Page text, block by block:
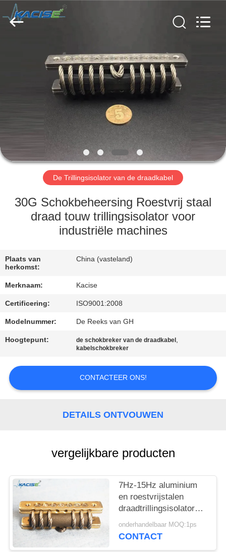
PRODUCTEN
VIDEOS
ONGEVEER
ONS
FABRIEKSREIS
KWALITEITSCONTROLE
CONTACTEER
NIEUWS
GEVALLEN
VERZOEK
OM EEN
Kacise
Optronics
Co.,Ltd..
De Trillingsisolator van de draadkabel
30G Schokbeheersing Roestvrij staal
draad touw trillingsisolator voor
industriële machines
Plaats van
herkomst:
China (vasteland)
Merknaam: Kacise
Certificering: ISO9001:2008
Modelnummer: De Reeks van GH
Hoogtepunt: de schokbreker van de draadkabel ,
kabelschokbreker
CONTACTEER ONS!
DETAILS ONTVOUWEN
vergelijkbare producten
7Hz-15Hz aluminium
en roestvrijstalen
draadtrillingsisolator
voor industriële
machines
onderhandelbaar MOQ:1ps
CONTACT